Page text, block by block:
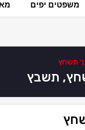
משפטים יפים
תשחץ
תשבץ